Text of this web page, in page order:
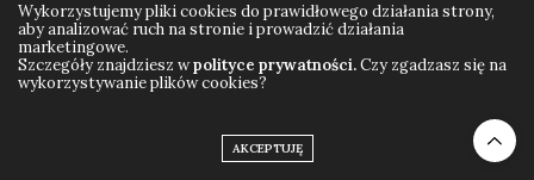
Wykorzystujemy pliki cookies do prawidłowego działania strony,
aby analizować ruch na stronie i prowadzić działania
marketingowe.
Szczegóły znajdziesz wpolityce prywatności.Czy zgadzasz się na
wykorzystywanie plików cookies?
AKCEPTUJĘ